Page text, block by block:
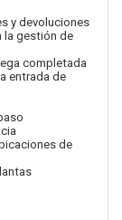
y devoluciones
la gestión de
completada
entrada de
de